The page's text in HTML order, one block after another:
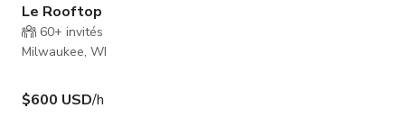
Le Rooftop
60+ invités
Milwaukee, WI
$600 USD/h